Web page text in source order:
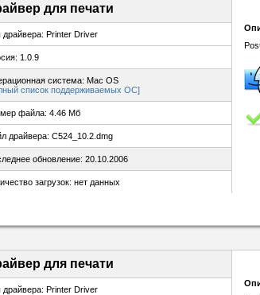
для печати
драйвера: Printer Driver
1.0.9
система: Mac OS
список поддерживаемых ОС]
файла: 4.46 Мб
драйвера: C524_10.2.dmg
обновление: 20.10.2006
загрузок: нет данных
для печати
драйвера: Printer Driver